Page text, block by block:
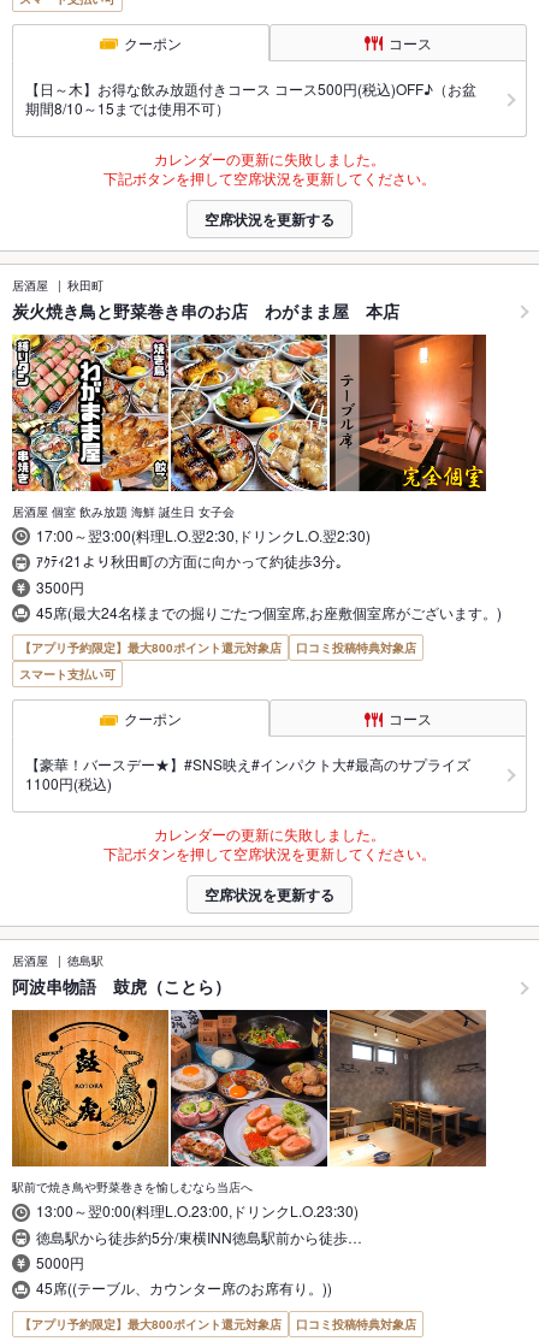
クーポン コース
【日～木】お得な飲み放題付きコース コース500円(税込)OFF♪（お盆
期間8/10～15までは使用不可）
カレンダーの更新に失敗しました。
下記ボタンを押して空席状況を更新してください。
空席状況を更新する
居酒屋 秋田町
炭火焼き鳥と野菜巻き串のお店 わがまま屋 本店
居酒屋 個室 飲み放題 海鮮 誕生日 女子会
17:00～翌3:00(料理L.O.翌2:30,ドリンクL.O.翌2:30)
ｱｸﾃｨ21より秋田町の方面に向かって約徒歩3分｡
3500円
45席(最大24名様までの掘りごたつ個室席,お座敷個室席がございます。)
【アプリ予約限定】最大800ポイント還元対象店
口コミ投稿特典対象店
スマート支払い可
クーポン コース
【豪華！バースデー★】#SNS映え#インパクト大#最高のサプライズ
1100円(税込)
カレンダーの更新に失敗しました。
下記ボタンを押して空席状況を更新してください。
空席状況を更新する
居酒屋 徳島駅
阿波串物語 鼓虎（ことら）
駅前で焼き鳥や野菜巻きを愉しむなら当店へ
13:00～翌0:00(料理L.O.23:00,ドリンクL.O.23:30)
徳島駅から徒歩約5分/東横INN徳島駅前から徒歩…
5000円
45席((テーブル、カウンター席のお席有り。))
【アプリ予約限定】最大800ポイント還元対象店 口コミ投稿特典対象店